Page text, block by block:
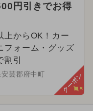
円引きでお得
上からOK！カー
フォーム・グッズ
引
安芸郡府中町 クーポン